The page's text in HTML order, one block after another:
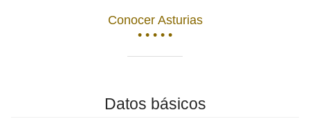
Conocer Asturias
• • • • •
Datos básicos